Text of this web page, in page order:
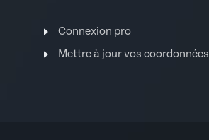
Connexion pro
Mettre à jour vos coordonnées